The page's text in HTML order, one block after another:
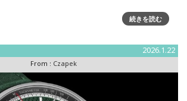
たな表情「アンタークティックS アイスクラ
ードミッドナイトパール」～EXPLORING
続きを読む
2026.1.22
From : Czapek